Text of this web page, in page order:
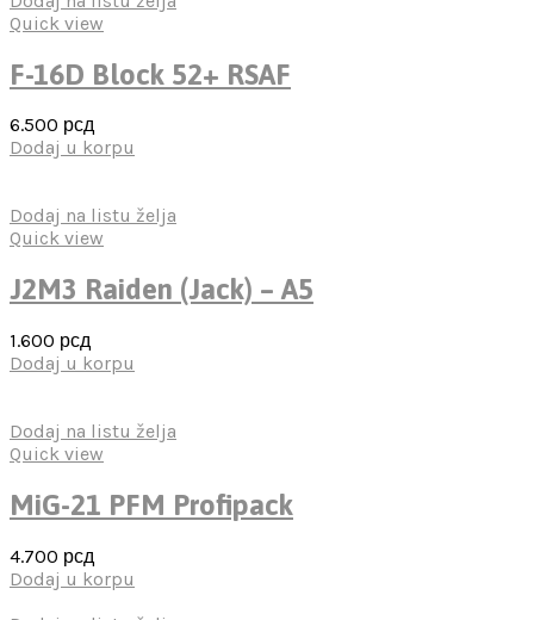
Quick view
F-16D Block 52+ RSAF
6.500 рсд
Dodaj u korpu
Dodaj na listu želja
Quick view
J2M3 Raiden (Jack) – A5
1.600 рсд
Dodaj u korpu
Dodaj na listu želja
Quick view
MiG-21 PFM Profipack
4.700 рсд
Dodaj u korpu